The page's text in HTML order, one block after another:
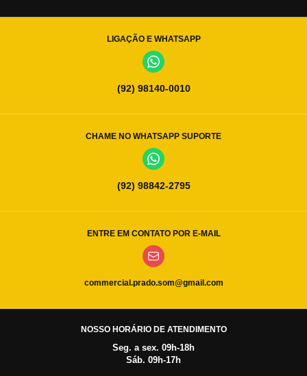
LIGAÇÃO E WHATSAPP
(92) 98140-0010
CHAME NO WHATSAPP SUPORTE
(92) 98842-2795
ENTRE EM CONTATO POR E-MAIL
commercial.prado.som@gmail.com
NOSSO HORÁRIO DE ATENDIMENTO
Seg. a sex. 09h-18h
Sáb. 09h-17h